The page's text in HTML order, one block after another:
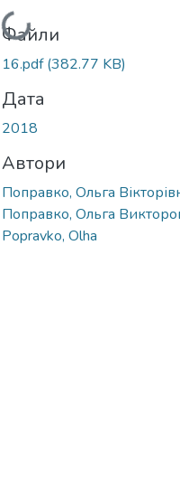
Вантажиться...
Файли
16.pdf(382.77 KB)
Дата
2018
Автори
Поправко, Ольга
Поправко, Ольга
Popravko, Olha